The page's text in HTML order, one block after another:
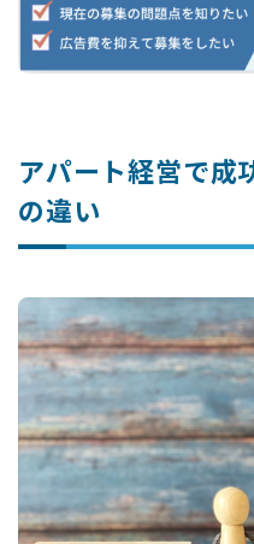
アパート経営で成
の違い